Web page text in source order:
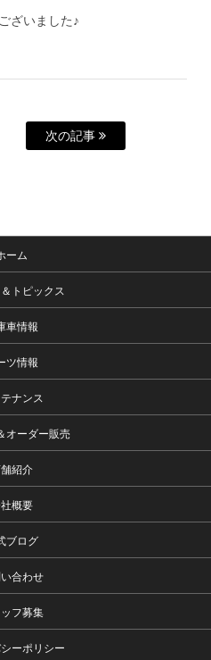
ざいました♪
次の記事
ーム
トピックス
車情報
ツ情報
ナンス
オーダー販売
紹介
概要
ブログ
合わせ
フ募集
ーポリシー